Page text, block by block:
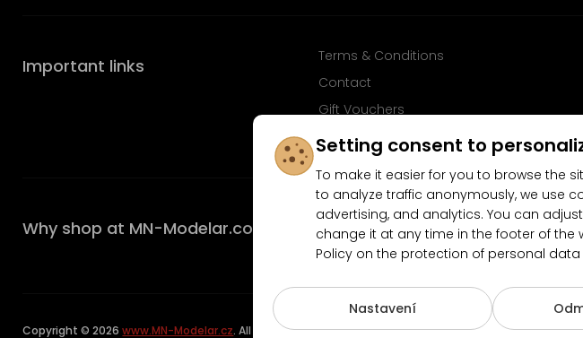
Important links Terms & Conditions
Contact
Gift Vouchers
FAQ
Why shop at MN-Modelar.com
4.9/5 (10481x) 4.5/5
Copyright © 2026www.MN-Modelar.cz. All rights reserved.
Setting consent to
To make it easier for you to browse the
to analyze traffic anonymously, we use
advertising, and analytics. You can
change it at any time in the footer of the
Policy on the protection of personal
Nastavení